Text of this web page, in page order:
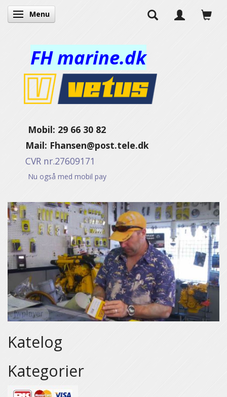
Skifte navigation
Menu
FH marine.dk
Mobil: 29 66 30 82
Mail: Fhansen@post.tele.dk
CVR nr.27609171
Nu også med mobil pay
Katelog
Kategorier